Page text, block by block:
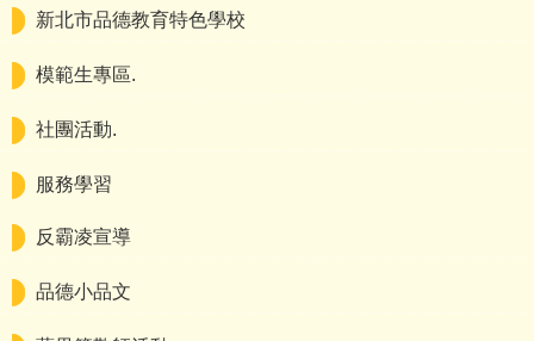
新北市品德教育特色學校
模範生專區.
社團活動.
服務學習
反霸凌宣導
品德小品文